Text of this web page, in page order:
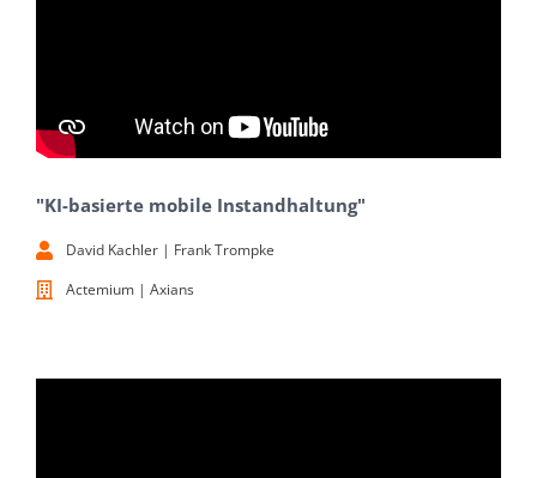
"KI-basierte mobile Instandhaltung"
David Kachler | Frank Trompke
Actemium | Axians